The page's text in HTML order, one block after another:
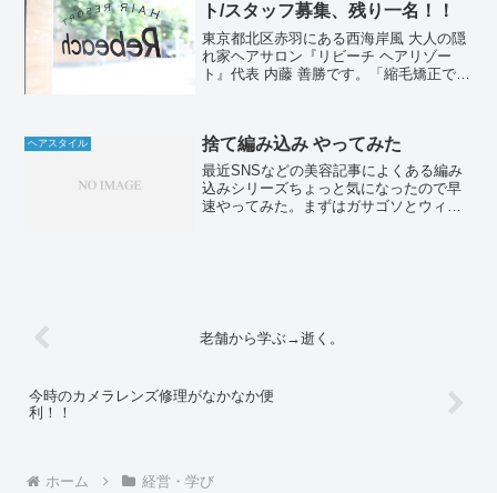
ト/スタッフ募集、残り一名！！
東京都北区赤羽にある西海岸風 大人の隠
れ家ヘアサロン『リビーチ ヘアリゾー
ト』代表 内藤 善勝です。「縮毛矯正でつ
でした。。遡るこ...
ヘアスタイル 捨て編み込み やってみた
最近SNSなどの美容記事によくある編み
込みシリーズちょっと気になったので早
速やってみた。まずはガサゴソとウィッ
老舗から学ぶ→逝く。
今時のカメラレンズ修理がなかなか便
利！！
ホーム 経営・学び